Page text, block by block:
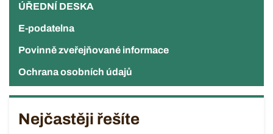
ÚŘEDNÍ DESKA
E-podatelna
Povinně zveřejňované informace
Ochrana osobních údajů
Nejčastěji řešíte